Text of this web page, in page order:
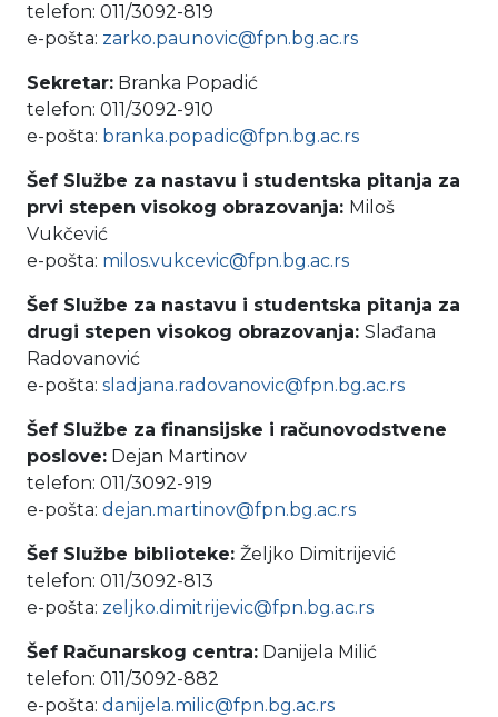
telefon: 011/3092-819
e-pošta: zarko.paunovic@fpn.bg.ac.rs
Sekretar: Branka Popadić
telefon: 011/3092-910
e-pošta: branka.popadic@fpn.bg.ac.rs
Šef Službe za nastavu i studentska pitanja za
prvi stepen visokog obrazovanja: Miloš
Vukčević
e-pošta: milos.vukcevic@fpn.bg.ac.rs
Šef Službe za nastavu i studentska pitanja za
drugi stepen visokog obrazovanja: Slađana
Radovanović
e-pošta: sladjana.radovanovic@fpn.bg.ac.rs
Šef Službe za finansijske i računovodstvene
poslove: Dejan Martinov
telefon: 011/3092-919
e-pošta: dejan.martinov@fpn.bg.ac.rs
Šef Službe biblioteke: Željko Dimitrijević
telefon: 011/3092-813
e-pošta: zeljko.dimitrijevic@fpn.bg.ac.rs
Šef Računarskog centra: Danijela Milić
telefon: 011/3092-882
e-pošta: danijela.milic@fpn.bg.ac.rs